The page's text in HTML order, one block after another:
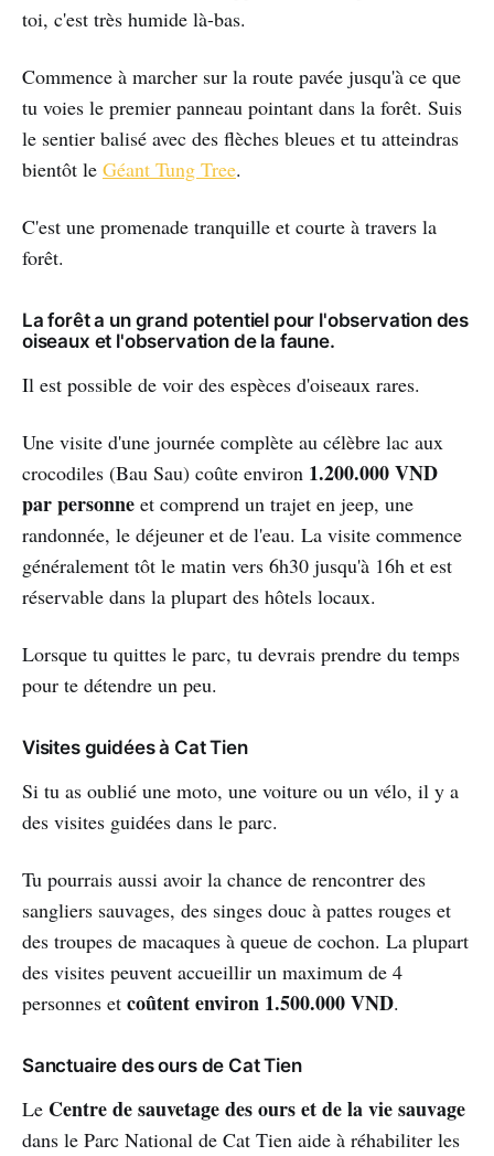
toi, c'est très humide là-bas.
Commence à marcher sur la route pavée jusqu'à ce que
tu voies le premier panneau pointant dans la forêt. Suis
le sentier balisé avec des flèches bleues et tu atteindras
bientôt le Géant Tung Tree.
C'est une promenade tranquille et courte à travers la
forêt.
La forêt a un grand potentiel pour l'observation des
oiseaux et l'observation de la faune.
Il est possible de voir des espèces d'oiseaux rares.
Une visite d'une journée complète au célèbre lac aux
crocodiles (Bau Sau) coûte environ 1.200.000 VND
par personne et comprend un trajet en jeep, une
randonnée, le déjeuner et de l'eau. La visite commence
généralement tôt le matin vers 6h30 jusqu'à 16h et est
réservable dans la plupart des hôtels locaux.
Lorsque tu quittes le parc, tu devrais prendre du temps
pour te détendre un peu.
Visites guidées à Cat Tien
Si tu as oublié une moto, une voiture ou un vélo, il y a
des visites guidées dans le parc.
Tu pourrais aussi avoir la chance de rencontrer des
sangliers sauvages, des singes douc à pattes rouges et
des troupes de macaques à queue de cochon. La plupart
des visites peuvent accueillir un maximum de 4
personnes et coûtent environ 1.500.000 VND.
Sanctuaire des ours de Cat Tien
Le Centre de sauvetage des ours et de la vie sauvage
dans le Parc National de Cat Tien aide à réhabiliter les